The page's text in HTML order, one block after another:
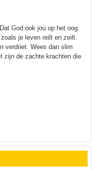
God ook jou op het oog
je leven reilt en zeilt.
verdriet. Wees dan slim
zijn de zachte krachten die